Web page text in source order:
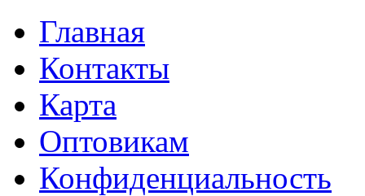
Главная
Контакты
Карта
Оптовикам
Конфиденциальность